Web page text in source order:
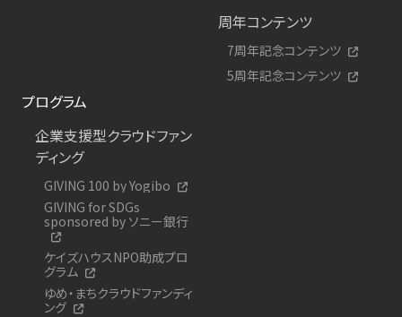
周年コンテンツ
7周年記念コンテンツ
5周年記念コンテンツ
プログラム
企業支援型クラウドファン
ディング
GIVING 100 by Yogibo
GIVING for SDGs
sponsored by ソニー銀行
ケイズハウスNPO助成プロ
グラム
ゆめ・まちクラウドファンディ
ング